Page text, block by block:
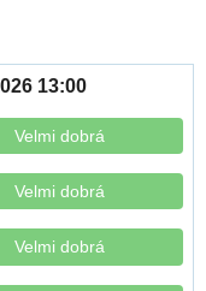
13:00
Velmi dobrá
Velmi dobrá
Velmi dobrá